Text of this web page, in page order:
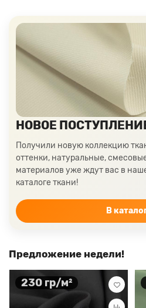
Цвет ткани салатовый
Цвет
Ткани цвета пудра
Ткани
Ткани оранжевого цвета
Ткани
Цвет ткани мятный
Ткани
Ткани лимонного цвета
Ткани красного цвета разных
Изумрудный цвет ткани
Ткани
Ткани желтого цвета
Ткани
Цвет ткани бежевый
НОВОЕ
Получили новую коллекцию
оттенки, натуральные,
материалов уже ждут вас в
каталоге ткани!
В
Предложение недели!
230 гр/м²